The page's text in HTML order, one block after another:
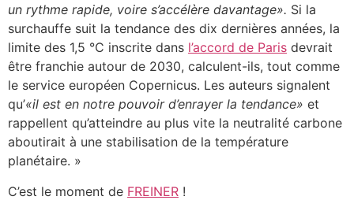
un rythme rapide, voire s’accélère davantage». Si la
surchauffe suit la tendance des dix dernières années, la
limite des 1,5 °C inscrite dans l’accord de Paris devrait
être franchie autour de 2030, calculent-ils, tout comme
le service européen Copernicus. Les auteurs signalent
qu’«il est en notre pouvoir d’enrayer la tendance» et
rappellent qu’atteindre au plus vite la neutralité carbone
aboutirait à une stabilisation de la température
planétaire. »
C’est le moment de FREINER !